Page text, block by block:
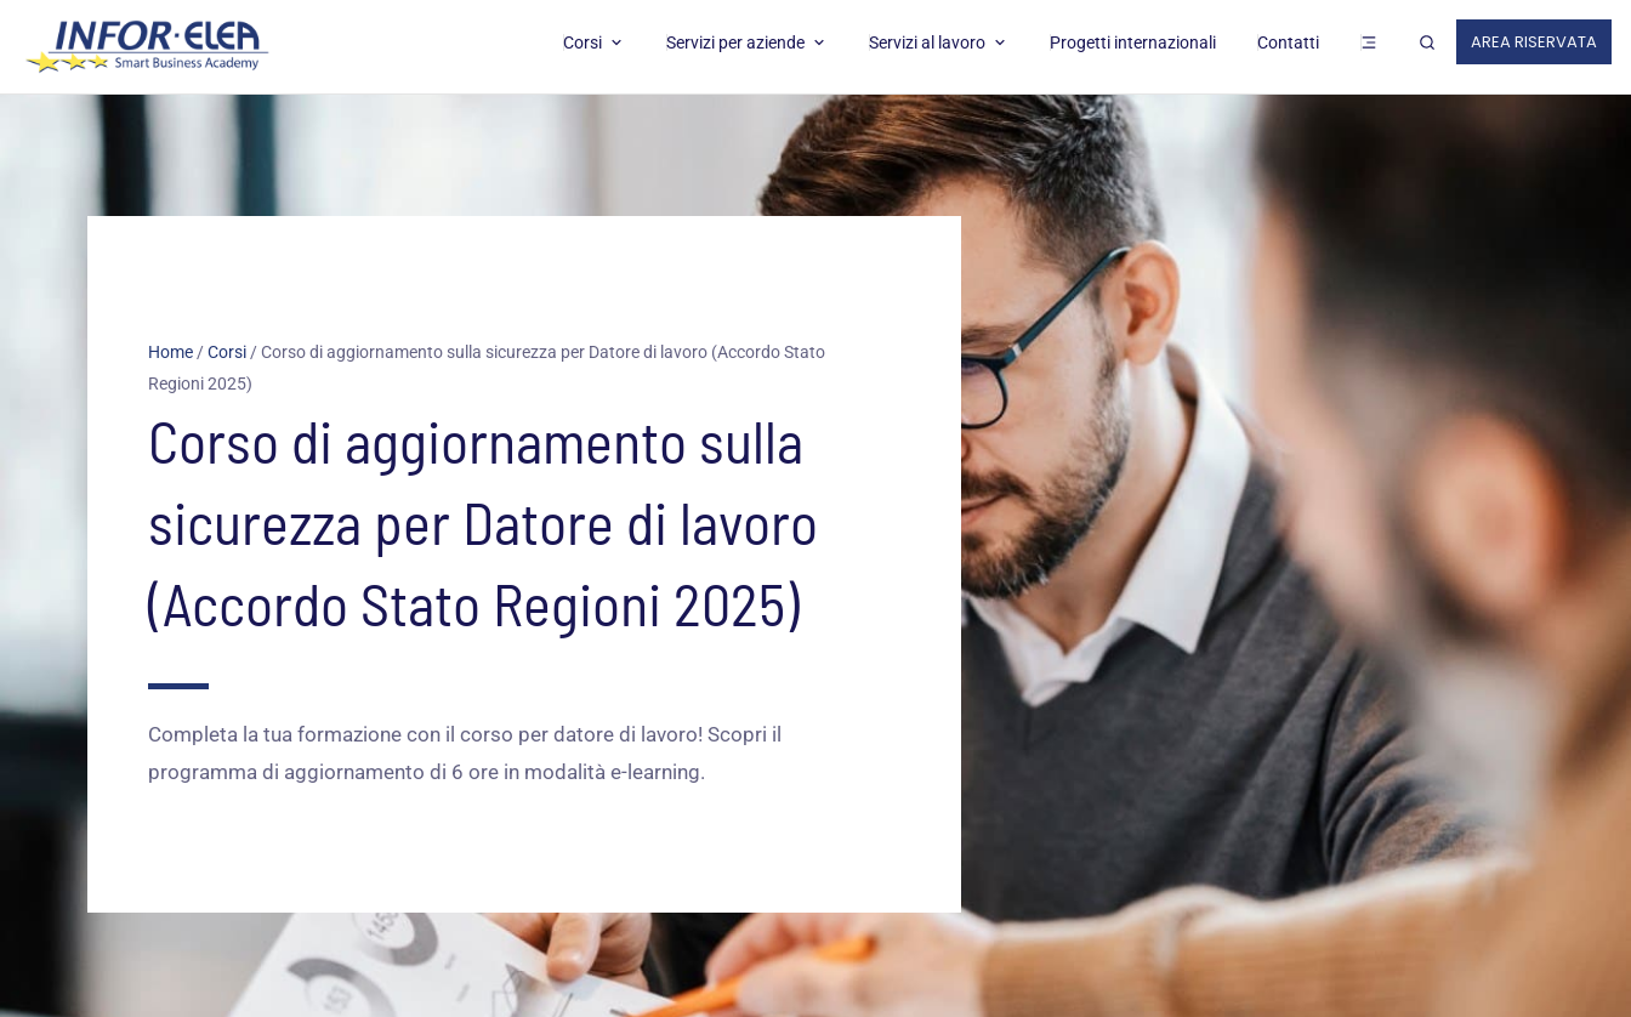
contenuto
AREA RISERVATA
Corsi APRI CORSIServizi per aziende APRI SERVIZI PER AZIENDE
Servizi al lavoro APRI SERVIZI AL LAVORO
Progetti internazionali Contatti
Home/Corsi/Corso di aggiornamento sulla sicurezza per Datore di lavoro (Accordo Stato
Regioni 2025)
Corso di aggiornamento sulla
sicurezza per Datore di lavoro
(Accordo Stato Regioni 2025)
Completa la tua formazione con il corso per datore di lavoro! Scopri il
programma di aggiornamento di 6 ore in modalità e-learning.